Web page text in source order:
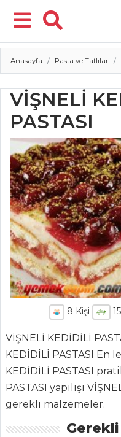
Menü
ANASAYFA
BLOG
Anasayfa Pasta ve Tatlılar
VİŞNELİ
PASTASI
8 Kişi 15
VİŞNELİ KEDİDİLİ
KEDİDİLİ PASTASI En
KEDİDİLİ PASTASI
PASTASI yapılışı
gerekli malzemeler.